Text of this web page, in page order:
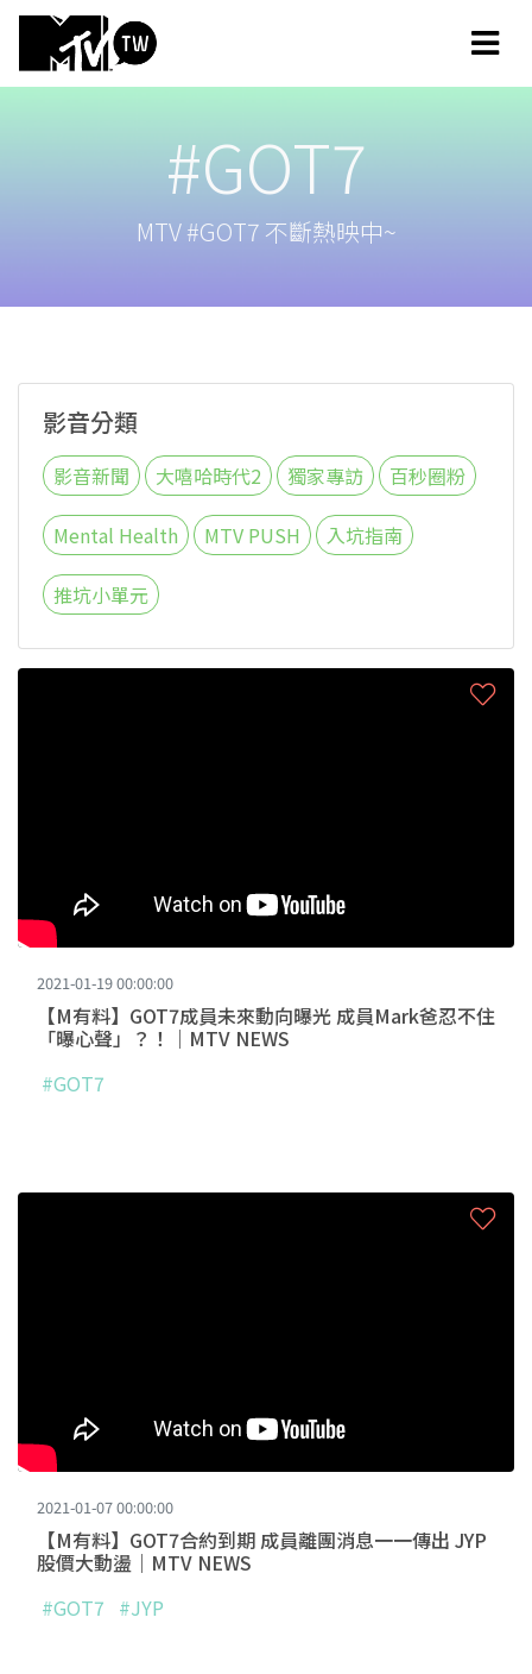
#GOT7
MTV #GOT7 不斷熱映中~
影音分類
影音新聞 大嘻哈時代2 獨家專訪 百秒圈粉
Mental Health MTV PUSH 入坑指南
推坑小單元
2021-01-19 00:00:00
【M有料】GOT7成員未來動向曝光 成員Mark爸忍不住
「曝心聲」？！｜MTV NEWS
#GOT7
2021-01-07 00:00:00
【M有料】GOT7合約到期 成員離團消息一一傳出 JYP
股價大動盪｜MTV NEWS
#GOT7 #JYP